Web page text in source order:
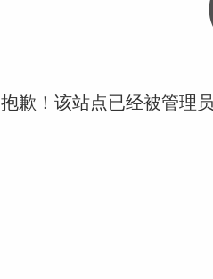
抱歉！该站点已经被管理